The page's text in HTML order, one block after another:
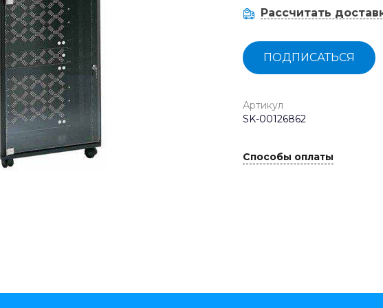
Рассчитать
ПОДПИСАТЬСЯ
Артикул
SK-00126862
Способы оплаты